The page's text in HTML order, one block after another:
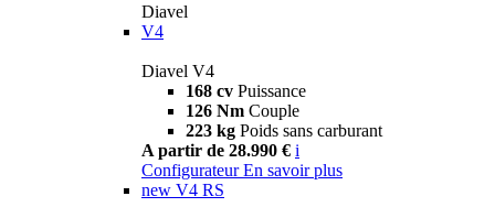
Diavel
V4
Diavel V4
168 cv Puissance
126 Nm Couple
223 kg Poids sans carburant
A partir de 28.990 € i
Configurateur En savoir plus
new V4 RS